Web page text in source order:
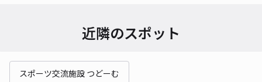
近隣のスポット
スポーツ交流施設 つどーむ